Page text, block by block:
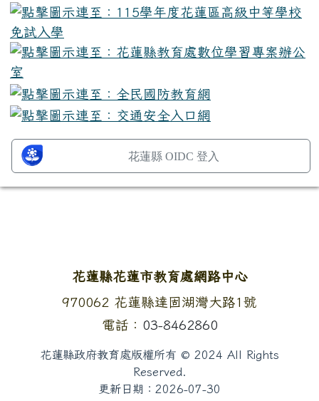
花蓮縣 OIDC 登入
頁尾區域內容
花蓮縣花蓮市教育處網路中心
地址：
970062 花蓮縣達固湖灣大路1號
電話： 03-8462860
花蓮縣政府教育處版權所有 © 2024 All Rights
Reserved.
更新日期： 2026-07-30